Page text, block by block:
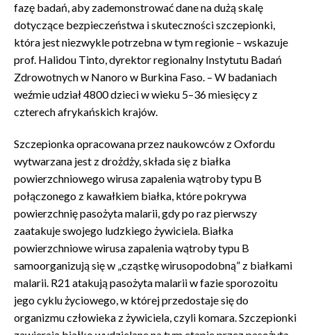
fazę badań, aby zademonstrować dane na dużą skalę
dotyczące bezpieczeństwa i skuteczności szczepionki,
która jest niezwykle potrzebna w tym regionie – wskazuje
prof. Halidou Tinto, dyrektor regionalny Instytutu Badań
Zdrowotnych w Nanoro w Burkina Faso. – W badaniach
weźmie udział 4800 dzieci w wieku 5–36 miesięcy z
czterech afrykańskich krajów.
Szczepionka opracowana przez naukowców z Oxfordu
wytwarzana jest z drożdży, składa się z białka
powierzchniowego wirusa zapalenia wątroby typu B
połączonego z kawałkiem białka, które pokrywa
powierzchnię pasożyta malarii, gdy po raz pierwszy
zaatakuje swojego ludzkiego żywiciela. Białka
powierzchniowe wirusa zapalenia wątroby typu B
samoorganizują się w „cząstkę wirusopodobną” z białkami
malarii. R21 atakują pasożyta malarii w fazie sporozoitu
jego cyklu życiowego, w której przedostaje się do
organizmu człowieka z żywiciela, czyli komara. Szczepionki